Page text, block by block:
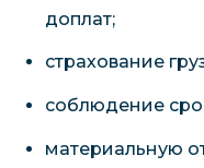
доплат;
страхование
соблюдение
материальную